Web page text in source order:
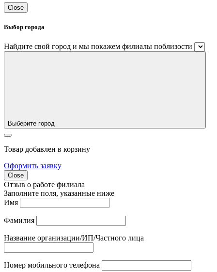
Close
Выбор города
Найдите свой город и мы покажем филиалы поблизости
Выберите город
Товар добавлен в корзину
Оформить заявку
Close
Отзыв о работе филиала
Заполните поля, указанные ниже
Имя
Фамилия
Название организации/ИП/Частного лица
Номер мобильного телефона